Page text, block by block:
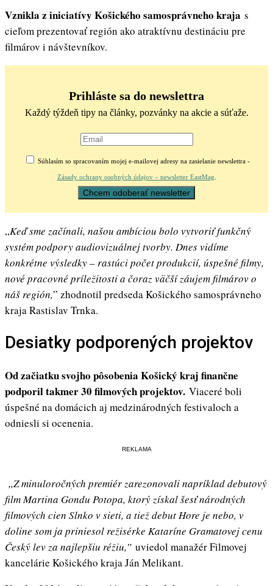
Vznikla z iniciatívy Košického samosprávneho kraja s
cieľom prezentovať región ako atraktívnu destináciu pre
filmárov i návštevníkov.
Prihláste sa do newslettra
Každý týždeň tipy na články, pozvánky na akcie a súťaže.
Súhlasím so spracovaním mojej e-mailovej adresy na zasielanie newslettra -
Zásady ochrany osobných údajov – newsletter EastMag
„Keď sme začínali, našou ambíciou bolo vytvoriť funkčný
systém podpory audiovizuálnej tvorby. Dnes vidíme
konkrétne výsledky – rastúci počet produkcií, úspešné filmy,
nové pracovné príležitosti a čoraz väčší záujem filmárov o
náš región,” zhodnotil predseda Košického samosprávneho
kraja Rastislav Trnka.
Desiatky podporených projektov
Od začiatku svojho pôsobenia Košický kraj finančne
podporil takmer 30 filmových projektov. Viaceré boli
úspešné na domácich aj medzinárodných festivaloch a
odniesli si ocenenia.
REKLAMA
,,Z minuloročných premiér zarezonovali napríklad debutový
film Martina Gondu Potopa, ktorý získal šesť národných
filmových cien Slnko v sieti, a tiež debut Hore je nebo, v
doline som ja priniesol režisérke Kataríne Gramatovej cenu
Český lev za najlepšiu réžiu,” uviedol manažér Filmovej
kancelárie Košického kraja Ján Melikant.